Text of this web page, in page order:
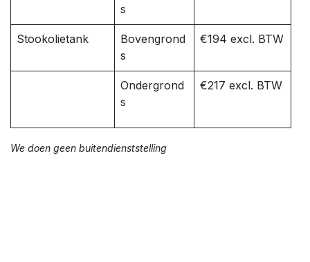
s
Stookolietank
Bovengrond
s
€194 excl. BTW
Ondergrond
s
€217 excl. BTW
We doen geen buitendienststelling